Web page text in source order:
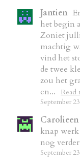
Jantien
het begin
Zoniet
machtig
vind het
de twee
zou het
en...
Read
September
Carolieen
knap werk
nog
September